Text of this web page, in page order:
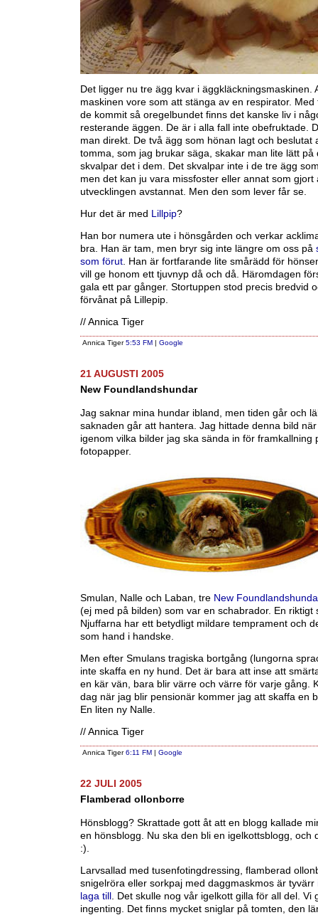
Det ligger nu tre ägg kvar i äggkläckningsmaskinen.
maskinen vore som att stänga av en respirator. Med
de kommit så oregelbundet finns det kanske liv i
resterande äggen. De är i alla fall inte obefruktade.
man direkt. De två ägg som hönan lagt och beslutat
tomma, som jag brukar säga, skakar man lite lätt på
skvalpar det i dem. Det skvalpar inte i de tre ägg
men det kan ju vara missfoster eller annat som gjort
utvecklingen avstannat. Men den som lever får se.
Hur det är med Lillpip?
Han bor numera ute i hönsgården och verkar
bra. Han är tam, men bryr sig inte längre om oss på
som förut. Han är fortfarande lite smårädd för
vill ge honom ett tjuvnyp då och då. Häromdagen
gala ett par gånger. Stortuppen stod precis bredvid
förvånat på Lillepip.
// Annica Tiger
Annica Tiger5:53 FM | Google
21 AUGUSTI 2005
New Foundlandshundar
Jag saknar mina hundar ibland, men tiden går och
saknaden går att hantera. Jag hittade denna bild
igenom vilka bilder jag ska sända in för framkallning
fotopapper.
Smulan, Nalle och Laban, tre New
(ej med på bilden) som var en schabrador. En riktigt
Njuffarna har ett betydligt mildare temprament och
som hand i handske.
Men efter Smulans tragiska bortgång (lungorna
inte skaffa en ny hund. Det är bara att inse att
en kär vän, bara blir värre och värre för varje gång.
dag när jag blir pensionär kommer jag att skaffa en
En liten ny Nalle.
// Annica Tiger
Annica Tiger6:11 FM | Google
22 JULI 2005
Flamberad ollonborre
Hönsblogg? Skrattade gott åt att en blogg kallade
en hönsblogg. Nu ska den bli en igelkottsblogg, och
:).
Larvsallad med tusenfotingdressing, flamberad
snigelröra eller sorkpaj med daggmaskmos är tyvärr
laga till . Det skulle nog vår igelkott gilla för all del. Vi
ingenting. Det finns mycket sniglar på tomten, den